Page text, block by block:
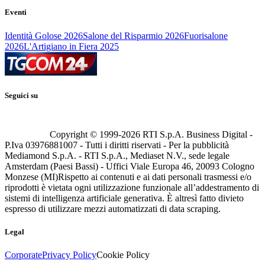
Eventi
Identità Golose 2026Salone del Risparmio 2026Fuorisalone
2026L'Artigiano in Fiera 2025
Seguici su
Copyright © 1999-2026 RTI S.p.A. Business Digital -
P.Iva 03976881007 - Tutti i diritti riservati - Per la pubblicità
Mediamond S.p.A. - RTI S.p.A., Mediaset N.V., sede legale
Amsterdam (Paesi Bassi) - Uffici Viale Europa 46, 20093 Cologno
Monzese (MI)Rispetto ai contenuti e ai dati personali trasmessi e/o
riprodotti è vietata ogni utilizzazione funzionale all’addestramento di
sistemi di intelligenza artificiale generativa. È altresì fatto divieto
espresso di utilizzare mezzi automatizzati di data scraping.
Legal
CorporatePrivacy PolicyCookie Policy